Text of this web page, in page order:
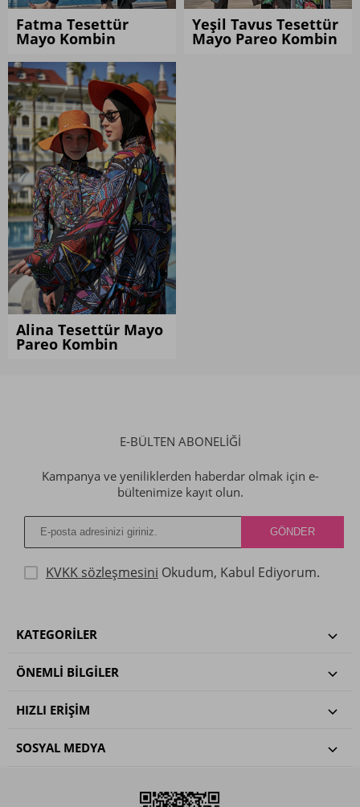
Kombini İncele
Fatma Tesettür
Mayo Kombin
Kombini İncele
Yeşil Tavus Tesettür
Mayo Pareo Kombin
Kombini İncele
Alina Tesettür Mayo
Pareo Kombin
E-BÜLTEN ABONELİĞİ
Kampanya ve yeniliklerden haberdar olmak için e-
bültenimize kayıt olun.
KVKK sözleşmesini Okudum, Kabul Ediyorum.
KATEGORILER
ÖNEMLI BILGILER
HIZLI ERIŞIM
SOSYAL MEDYA